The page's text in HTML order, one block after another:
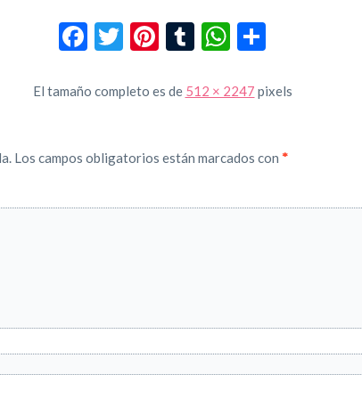
Facebook
Twitter
Pinterest
TumblrWhatsApp
El tamaño completo es de 512 × 2247 pixels
Los campos obligatorios están marcados con *